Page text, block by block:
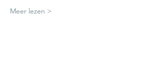
Meer lezen >